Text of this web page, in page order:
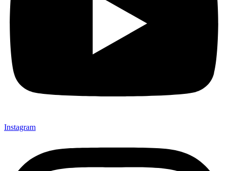
Instagram